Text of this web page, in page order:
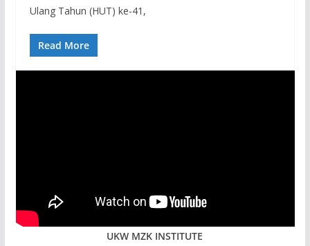
Ulang Tahun (HUT) ke-41,
Read More
UKW MZK INSTITUTE